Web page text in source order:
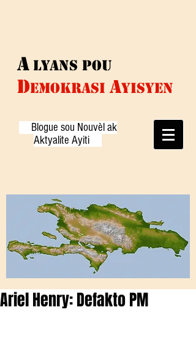
A Lyans pou
DEMOKRASI Ayisyen
Blogue sou Nouvèl ak
Aktyalite Ayiti
Ariel Henry: Defakto PM